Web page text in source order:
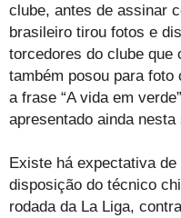
clube, antes de assinar
brasileiro tirou fotos e
torcedores do clube que
também posou para
a frase “A vida em
apresentado ainda nesta
Existe há expectativa
disposição do técnico
rodada da La Liga,